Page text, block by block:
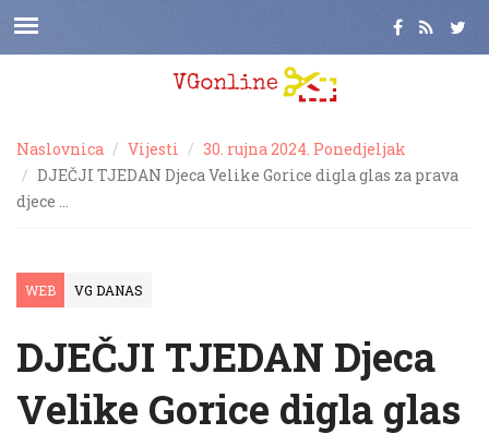
Naslovnica Vijesti
30. rujna 2024. Ponedjeljak
DJEČJI TJEDAN Djeca Velike Gorice digla glas za prava
djece …
WEB VG DANAS
DJEČJI TJEDAN Djeca
Velike Gorice digla glas